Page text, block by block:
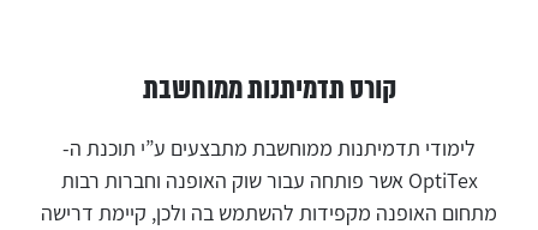
קורס תדמיתנות ממוחשבת
לימודי תדמיתנות ממוחשבת מתבצעים ע”י תוכנת ה-
OptiTex אשר פותחה עבור שוק האופנה וחברות רבות
מתחום האופנה מקפידות להשתמש בה ולכן, קיימת דרישה